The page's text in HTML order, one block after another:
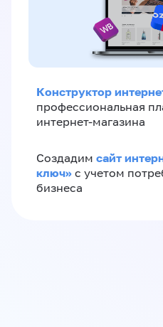
Конструктор
профессиональная
интернет-магазина
Создадим сайт
ключ» с учетом
бизнеса